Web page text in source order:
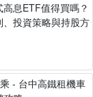
息ETF值得買嗎？
投資策略與持股方
- 台中高鐵租機車